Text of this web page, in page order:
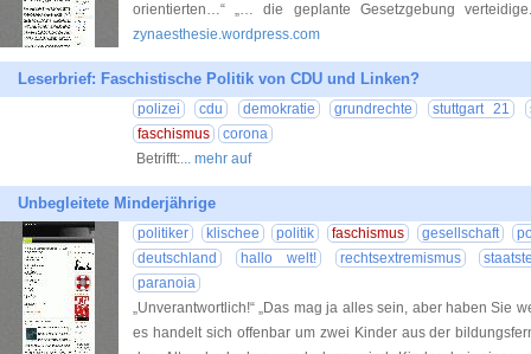
orientierten…“ „… die geplante Gesetzgebung
zynaesthesie.wordpress.com
Leserbrief: Faschistische Politik von CDU und Linken?
polizei cdu demokratie grundrechte stuttgart 21
faschismus
corona
Betrifft:... mehr auf
Unbegleitete Minderjährige
politiker klischee politik faschismus gesellschaft
deutschland
hallo welt! rechtsextremismus
paranoia
„Unverantwortlich!“ „Das mag ja alles sein, aber haben Sie
es handelt sich offenbar um zwei Kinder aus der